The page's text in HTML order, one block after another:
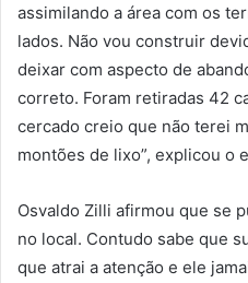
assimilando a área com os
lados. Não vou construir
deixar com aspecto de
correto. Foram retiradas 42
cercado creio que não terei
montões de lixo”, explicou o
Osvaldo Zilli afirmou que se
no local. Contudo sabe que
que atrai a atenção e ele